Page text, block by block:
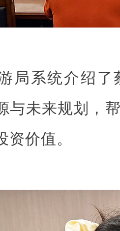
局系统介绍
与未来规划，
价值。